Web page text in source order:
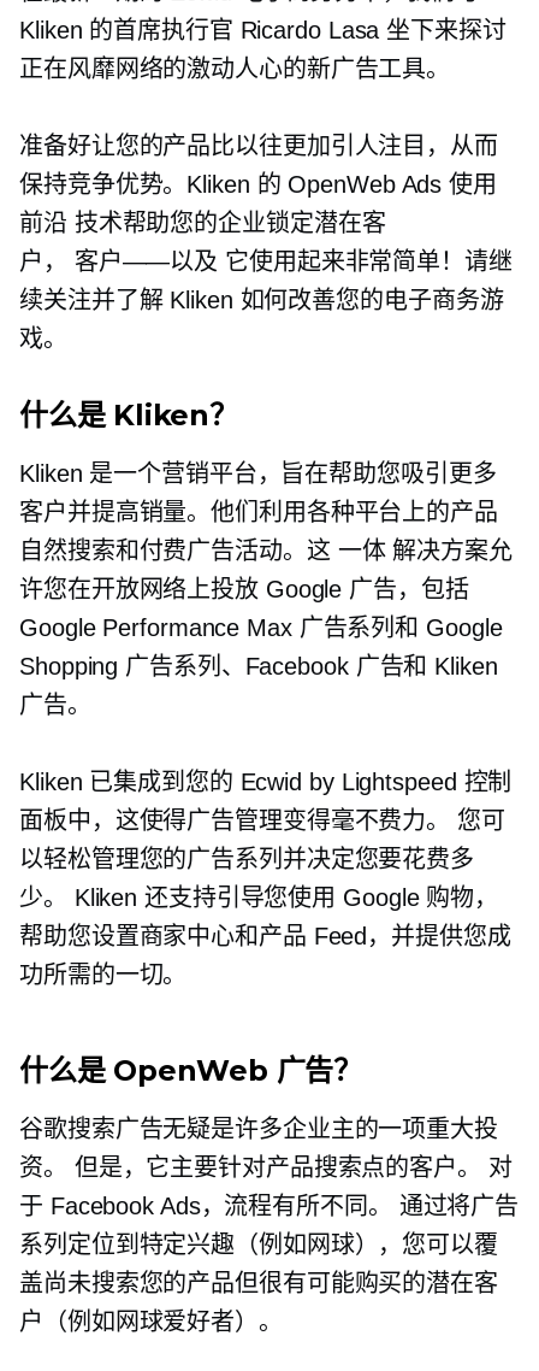
Kliken 的首席执行官 Ricardo Lasa 坐下来探讨
正在风靡网络的激动人心的新广告工具。
准备好让您的产品比以往更加引人注目，从而
保持竞争优势。Kliken 的 OpenWeb Ads 使用
前沿 技术帮助您的企业锁定潜在客
户， 客户——以及 它使用起来非常简单！请继
续关注并了解 Kliken 如何改善您的电子商务游
戏。
什么是 Kliken？
Kliken 是一个营销平台，旨在帮助您吸引更多
客户并提高销量。他们利用各种平台上的产品
自然搜索和付费广告活动。这 一体解决方案允
许您在开放网络上投放 Google 广告，包括
Google Performance Max 广告系列和 Google
Shopping 广告系列、Facebook 广告和 Kliken
广告。
Kliken 已集成到您的 Ecwid by Lightspeed 控制
面板中，这使得广告管理变得毫不费力。 您可
以轻松管理您的广告系列并决定您要花费多
少。 Kliken 还支持引导您使用 Google 购物，
帮助您设置商家中心和产品 Feed，并提供您成
功所需的一切。
什么是 OpenWeb 广告？
谷歌搜索广告无疑是许多企业主的一项重大投
资。 但是，它主要针对产品搜索点的客户。 对
于 Facebook Ads，流程有所不同。 通过将广告
系列定位到特定兴趣（例如网球），您可以覆
盖尚未搜索您的产品但很有可能购买的潜在客
户（例如网球爱好者）。